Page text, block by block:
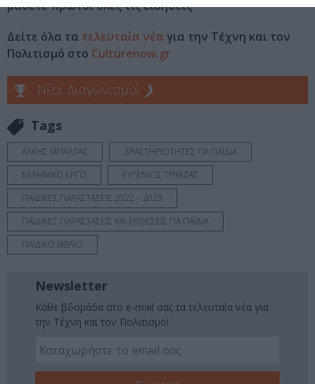
μάθετε πρώτοι όλες τις ειδήσεις
Δείτε όλα τα τελευταία νέα για την Τέχνη και τον
Πολιτισμό στο Culturenow.gr
Νέοι Διαγωνισμοί ❯
Tags
ΑΛΚΗΣ ΜΠΑΛΤΑΣ
ΔΡΑΣΤΗΡΙΟΤΗΤΕΣ ΓΙΑ ΠΑΙΔΙΑ
ΕΛΛΗΝΙΚΟ ΕΡΓΟ
ΕΥΓΕΝΙΟΣ ΤΡΙΒΙΖΑΣ
ΠΑΙΔΙΚΕΣ ΠΑΡΑΣΤΑΣΕΙΣ 2022 – 2023
ΠΑΙΔΙΚΕΣ ΠΑΡΑΣΤΑΣΕΙΣ ΚΑΙ ΕΚΘΕΣΕΙΣ ΓΙΑ ΠΑΙΔΙΑ
ΠΑΙΔΙΚΟ ΒΙΒΛΙΟ
Newsletter
Κάθε βδομάδα στο e-mail σας τα τελευταία νέα για
την Τέχνη και τον Πολιτισμό!